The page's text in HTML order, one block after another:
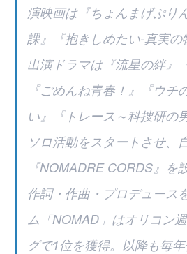
演映画は『ちょんまげぷり
課』『抱きしめたい-真実の
出演ドラマは『流星の絆』
『ごめんね青春！』『ウチ
い』『トレース～科捜研の
ソロ活動をスタートさせ、
『NOMADRE CORDS』
作詞・作曲・プロデュース
ム「NOMAD」はオリコン
グで1位を獲得。以降も毎